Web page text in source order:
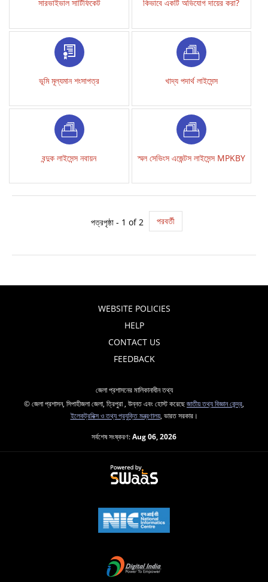
সারভাইভাল সার্টিফিকেট কিভাবে একটি অভিযোগ দায়ের করা?
ভূমি মূল্যমান শংসাপত্র খাদ্য পদার্থ লাইসেন্স
বন্দুক লাইসেন্স নবায়ন স্মল সেভিংস এজেন্টস লাইসেন্স MPKBY
পত্রপৃষ্ঠা - 1 of 2 পরবর্তী
WEBSITE POLICIES
HELP
CONTACT US
FEEDBACK
জেলা প্রশাসনের মালিকানাধীন তথ্য
© জেলা প্রশাসন, সিপাহীজলা জেলা, ত্রিপুরা , উন্নত এবং হোস্ট করেছেজাতীয় তথ্য বিজ্ঞান কেন্দ্র
ইলেকট্রনিক্স ও তথ্য প্রযুক্তি মন্ত্রণালয়, ভারত সরকার।
সর্বশেষ সংষ্করণ:Aug 06, 2026